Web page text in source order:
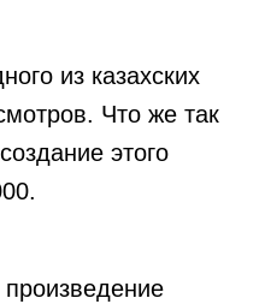
из казахских
Что же так
этого